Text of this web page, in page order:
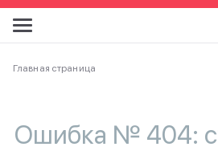
Главная страница
Ошибка № 404: